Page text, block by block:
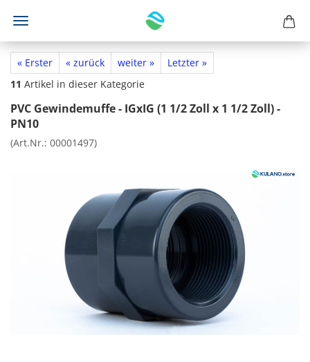
« Erster « zurück weiter »
Letzter »
11 Artikel in dieser Kategorie
PVC Gewindemuffe - IGxIG (1 1/2 Zoll x 1 1/2 Zoll) -
PN10
(Art.Nr.: 00001497)